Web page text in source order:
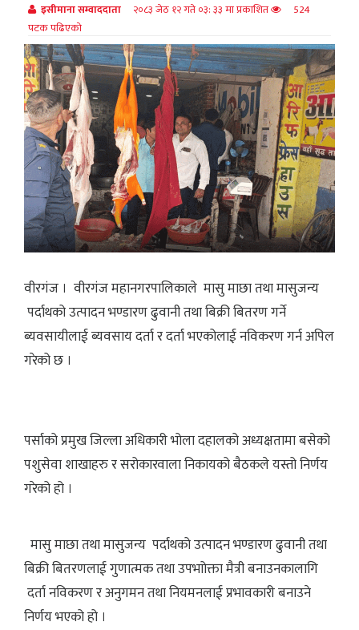
इसीमाना सम्वाददाता २०८३ जेठ १२ गते ०३: ३३ मा प्रकाशित
524
पटक पढिएको
वीरगंज । वीरगंज महानगरपालिकाले मासु माछा तथा मासुजन्य
पर्दाथको उत्पादन भण्डारण ढुवानी तथा बिक्री बितरण गर्ने
ब्यवसायीलाई ब्यवसाय दर्ता र दर्ता भएकोलाई नविकरण गर्न अपिल
गरेको छ ।
पर्साको प्रमुख जिल्ला अधिकारी भोला दहालको अध्यक्षतामा बसेको
पशुसेवा शाखाहरु र सरोकारवाला निकायको बैठकले यस्तो निर्णय
गरेको हो ।
मासु माछा तथा मासुजन्य पर्दाथको उत्पादन भण्डारण ढुवानी तथा
बिक्री बितरणलाई गुणात्मक तथा उपभाोक्ता मैत्री बनाउनकालागि
दर्ता नविकरण र अनुगमन तथा नियमनलाई प्रभावकारी बनाउने
निर्णय भएको हो ।